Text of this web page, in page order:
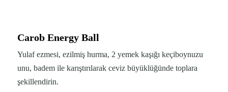
Carob Energy Ball
Yulaf ezmesi, ezilmiş hurma, 2 yemek kaşığı keçiboynuzu
unu, badem ile karıştırılarak ceviz büyüklüğünde toplara
şekillendirin.